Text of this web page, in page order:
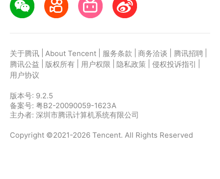
关于腾讯 About Tencent 服务条款 商务洽谈 腾讯招聘
腾讯公益
版权所有 用户权限 隐私政策 侵权投诉指引
用户协议
版本号: 9.2.5
备案号: 粤B2-20090059-1623A
主办者: 深圳市腾讯计算机系统有限公司
Copyright ©2021-2026 Tencent. All Rights Reserved